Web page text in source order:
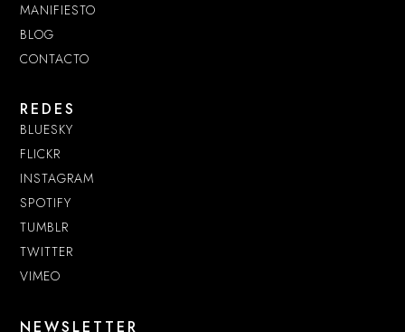
MANIFIESTO
BLOG
CONTACTO
REDES
BLUESKY
FLICKR
INSTAGRAM
SPOTIFY
TUMBLR
TWITTER
VIMEO
NEWSLETTER